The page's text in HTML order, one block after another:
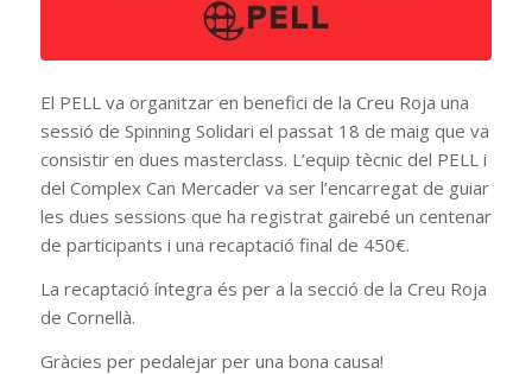
El PELL va organitzar en benefici de la Creu Roja una
sessió de Spinning Solidari el passat 18 de maig que va
consistir en dues masterclass. L’equip tècnic del PELL i
del Complex Can Mercader va ser l’encarregat de guiar
les dues sessions que ha registrat gairebé un centenar
de participants i una recaptació final de 450€.
La recaptació íntegra és per a la secció de la Creu Roja
de Cornellà.
Gràcies per pedalejar per una bona causa!